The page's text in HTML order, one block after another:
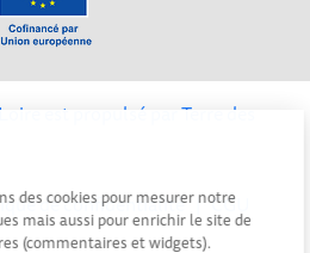
des cookies pour mesurer notre
mais aussi pour enrichir le site de
(commentaires et widgets).
est propulsé parTerre des
de confidentialité|CGU